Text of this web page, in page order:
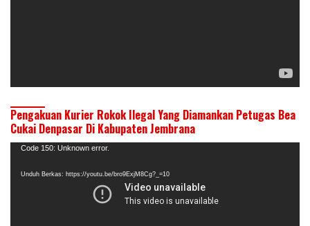
Pengakuan Kurier Rokok Ilegal Yang Diamankan Petugas Bea
Cukai Denpasar Di Kabupaten Jembrana
Pemutar
Code 150: Unknown error.
Unduh Berkas: https://youtu.be/bro9ExjM8Cg?_=10